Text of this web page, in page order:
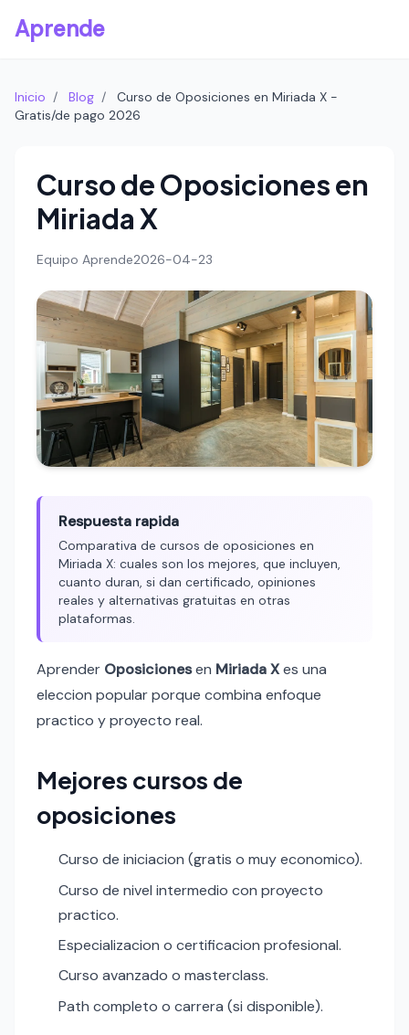
Aprende
Inicio / Blog /
Curso de Oposiciones en Miriada X -
Gratis/de pago 2026
Curso de Oposiciones en
Miriada X
Equipo Aprende2026-04-23
Respuesta rapida
Comparativa de cursos de oposiciones en
Miriada X: cuales son los mejores, que incluyen,
cuanto duran, si dan certificado, opiniones
reales y alternativas gratuitas en otras
plataformas.
Aprender Oposicionesen Miriada Xes una
eleccion popular porque combina enfoque
practico y proyecto real.
Mejores cursos de
oposiciones
Curso de iniciacion (gratis o muy economico).
Curso de nivel intermedio con proyecto
practico.
Especializacion o certificacion profesional.
Curso avanzado o masterclass.
Path completo o carrera (si disponible).